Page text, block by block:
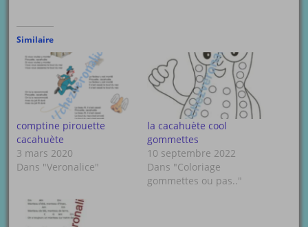
Similaire
comptine pirouette
cacahuète
3 mars 2020
Dans "Veronalice"
la cacahuète cool
gommettes
10 septembre 2022
Dans "Coloriage
gommettes ou pas.."